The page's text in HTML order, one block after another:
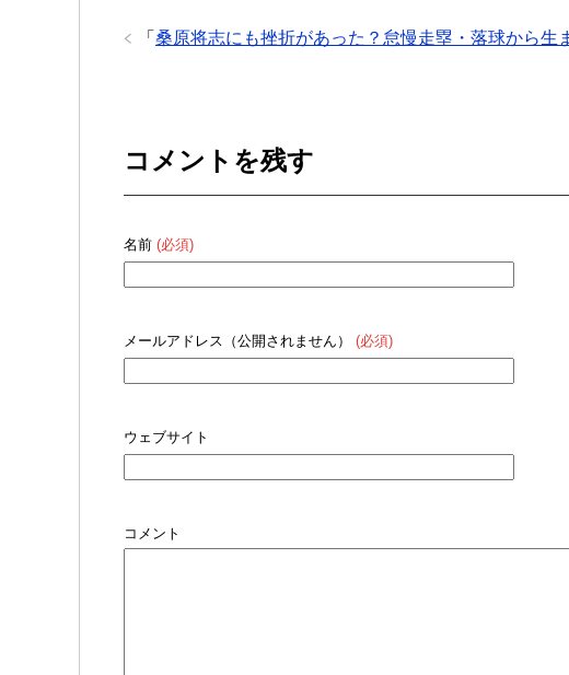
「 桑原将志にも挫折があった？怠慢走塁・落球から生
コメントを残す
名前 (必須)
メールアドレス（公開されません） (必須)
ウェブサイト
コメント